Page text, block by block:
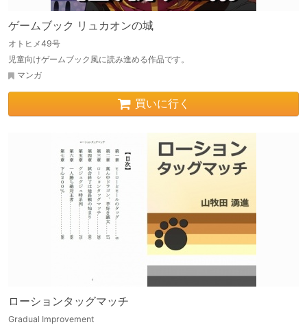
ゲームブック リュカオンの城
オトヒメ49号
児童向けゲームブック風に読み進める作品です。
マンガ
買いに行く
ローションタッグマッチ
Gradual Improvement